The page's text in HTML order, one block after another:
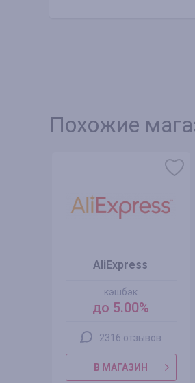
Похожие
AliExpress
кэшбэк
до 5.00%
2316 отзывов
В МАГАЗИН